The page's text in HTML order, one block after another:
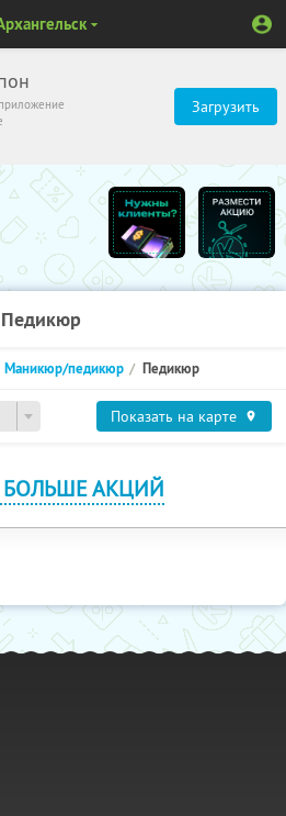
Загрузить
Педикюр
Маникюр/педикюр Педикюр
Показать на карте
БОЛЬШЕ АКЦИЙ